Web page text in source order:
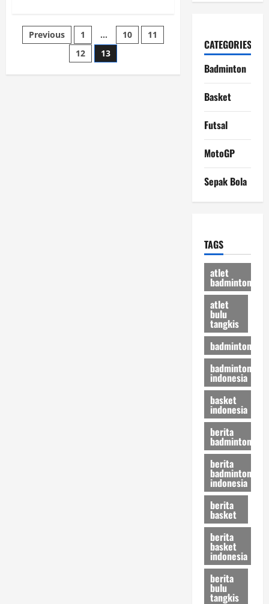
Keputusan
Besar
Luca
Zidane
di
Internasional
Posts
pagination
Previous 1 … 10
11
12
13
CATEGORIES
Badminton
Basket
Futsal
MotoGP
Sepak Bola
TAGS
atlet
badminton
atlet
bulu
tangkis
badminton
badminton
indonesia
basket
indonesia
berita
badminton
berita
badminton
indonesia
berita
basket
berita
basket
indonesia
berita
bulu
tangkis